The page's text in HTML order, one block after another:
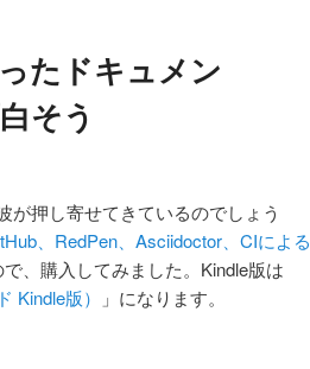
たドキュメン
そう
が押し寄せてきているのでしょう
、RedPen、Asciidoctor、CIによる
、購入してみました。Kindle版は
Kindle版） 」になります。